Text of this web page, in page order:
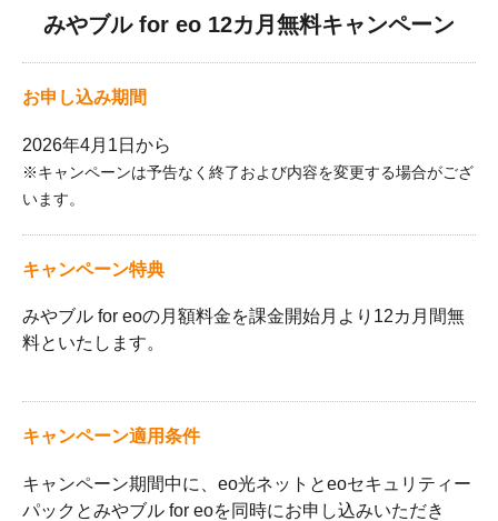
みやブル for eo 12カ月無料キャンペーン
お申し込み期間
2026年4月1日から
※キャンペーンは予告なく終了および内容を変更する場合がござ
います。
キャンペーン特典
みやブル for eoの月額料金を課金開始月より12カ月間無
料といたします。
キャンペーン適用条件
キャンペーン期間中に、eo光ネットとeoセキュリティー
パックとみやブル for eoを同時にお申し込みいただき